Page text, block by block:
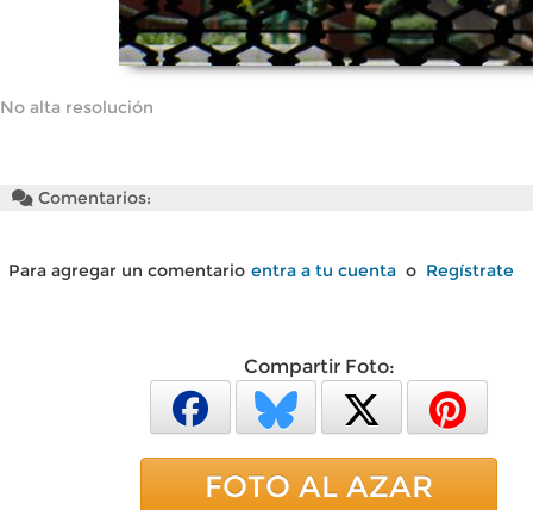
No alta resolución
Comentarios:
Para agregar un comentario entra a tu cuenta o Regístrate
Compartir Foto:
FOTO AL AZAR